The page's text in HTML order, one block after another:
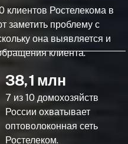
Ростелекома в
заметить проблему с
она выявляется и
клиента.
38,1 млн
7 из 10 домохозяйств
России охватывает
оптоволоконная сеть
Ростелеком.